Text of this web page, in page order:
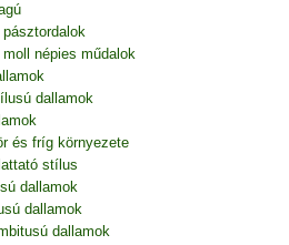
népies műdalok
dallamok
és fríg környezete
stílus
dallamok
dallamok
dallamok